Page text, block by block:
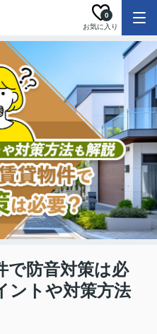
お気に入り
0
で防音対策は必
ントや対策方法